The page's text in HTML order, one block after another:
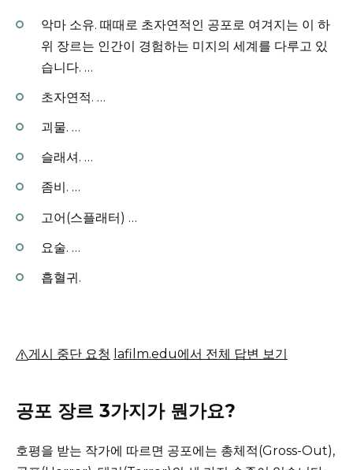
악마 소유. 때때로 초자연적인 공포로 여겨지는 이 하
위 장르는 인간이 경험하는 미지의 세계를 다루고 있
습니다. …
초자연적. …
괴물. …
슬래셔. …
좀비. …
고어(스플래터) …
요술. …
흡혈귀.
게시 중단 요청 lafilm.edu에서 전체 답변 보기
공포 장르 3가지가 뭔가요?
호평을 받는 작가에 따르면 공포에는 총체적(Gross-Out),